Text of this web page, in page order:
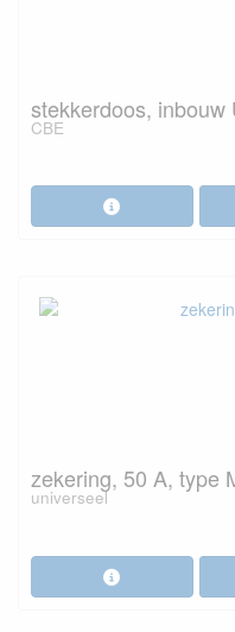
stekkerdoos,
CBE
zekering, 50 A, type
universeel